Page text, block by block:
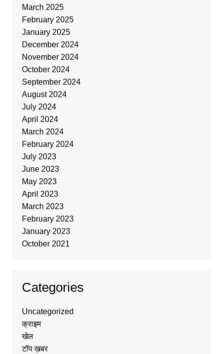
March 2025
February 2025
January 2025
December 2024
November 2024
October 2024
September 2024
August 2024
July 2024
April 2024
March 2024
February 2024
July 2023
June 2023
May 2023
April 2023
March 2023
February 2023
January 2023
October 2021
Categories
Uncategorized
क्राइम
खेल
टॉप ख़बर